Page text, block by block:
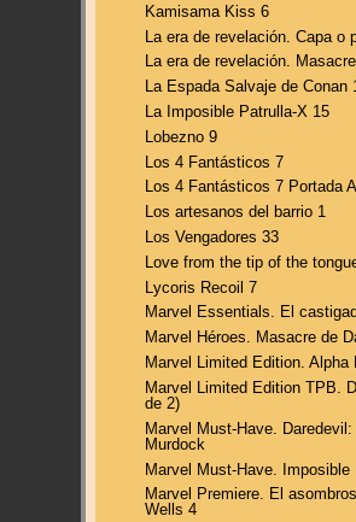
Kamisama Kiss 6
La era de revelación. Capa o
La era de revelación.
La Espada Salvaje de Conan
La Imposible Patrulla-X 15
Lobezno 9
Los 4 Fantásticos 7
Los 4 Fantásticos 7 Portada
Los artesanos del barrio 1
Los Vengadores 33
Love from the tip of the
Lycoris Recoil 7
Marvel Essentials. El
Marvel Héroes. Masacre de
Marvel Limited Edition.
Marvel Limited Edition TPB.
de 2)
Marvel Must-Have.
Murdock
Marvel Must-Have. Imposible
Marvel Premiere. El
Wells 4